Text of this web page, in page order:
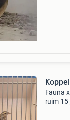
Fauna
ruim 15